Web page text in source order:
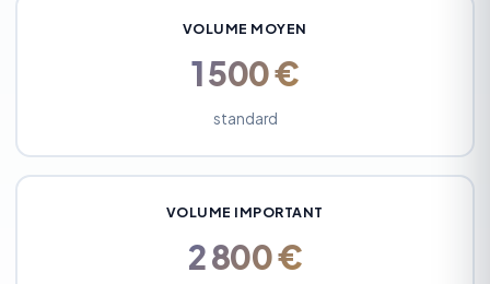
VOLUME MOYEN
1 500 €
standard
VOLUME IMPORTANT
2 800 €